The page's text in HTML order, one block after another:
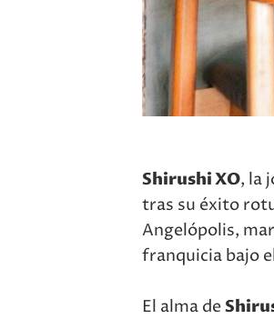
Shirushi XO, la
tras su éxito
Angelópolis,
franquicia bajo
El alma de